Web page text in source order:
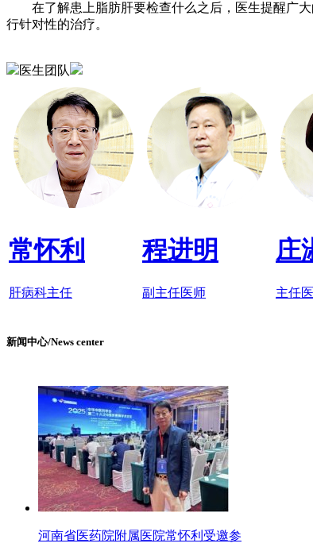
在了解患上脂肪肝要检查什么之后，医生提醒广大
行针对性的治疗。
医生团队
常怀利
肝病科主任
程进明
副主任医师
庄
主任
新闻中心/News center
河南省医药院附属医院常怀利受邀参